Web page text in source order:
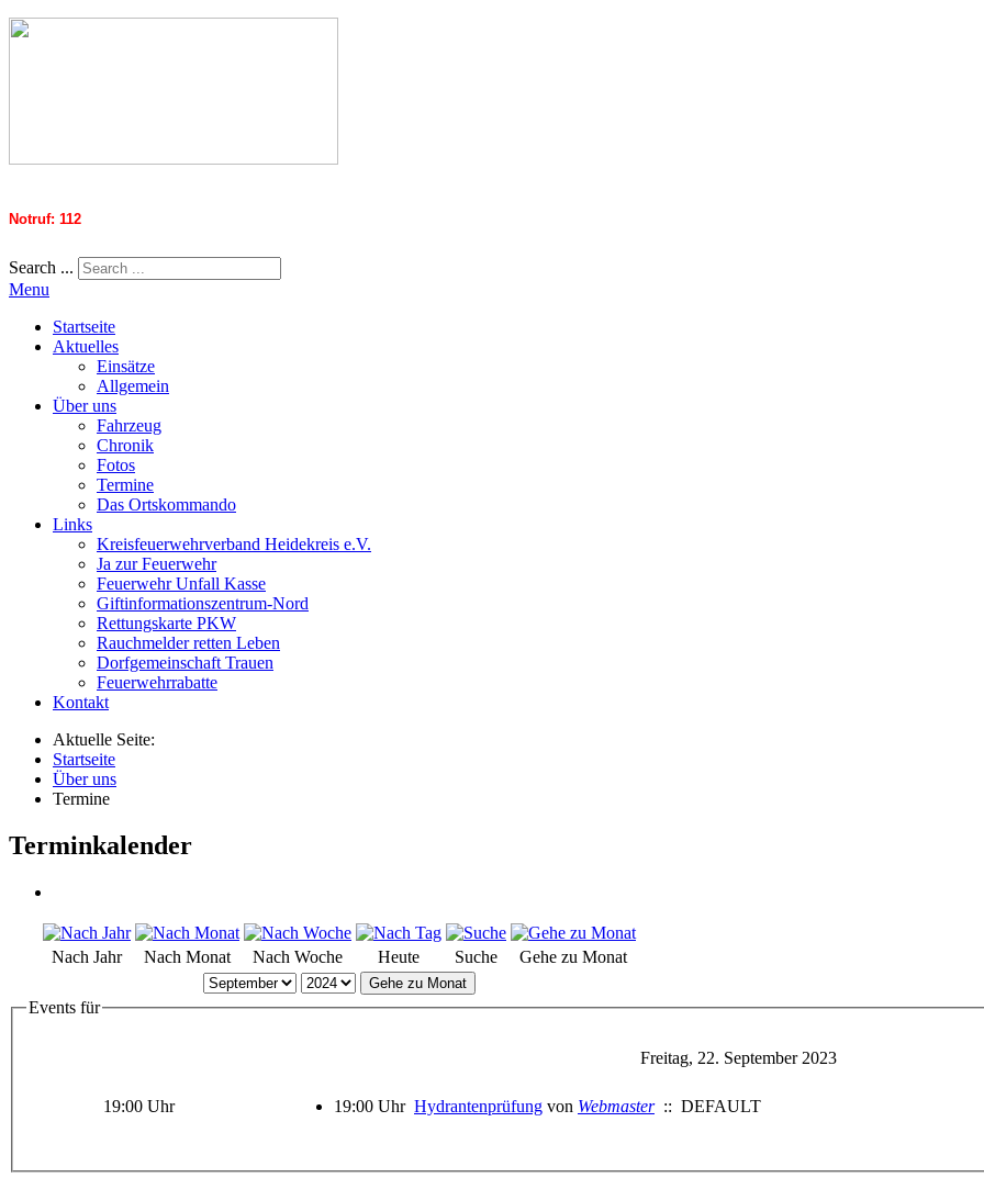
Notruf: 112
Search ...
Menu
Startseite
Aktuelles
Einsätze
Allgemein
Über uns
Fahrzeug
Chronik
Fotos
Termine
Das Ortskommando
Links
Kreisfeuerwehrverband Heidekreis e.V.
Ja zur Feuerwehr
Feuerwehr Unfall Kasse
Giftinformationszentrum-Nord
Rettungskarte PKW
Rauchmelder retten Leben
Dorfgemeinschaft Trauen
Feuerwehrrabatte
Kontakt
Aktuelle Seite:
Startseite
Über uns
Termine
Terminkalender
Nach Jahr Nach Monat Nach Woche Heute Suche Gehe zu Monat
Gehe zu Monat
Events für
Freitag, 22. September 2023
19:00 Uhr 19:00 Uhr Hydrantenprüfung von Webmaster:: DEFAULT